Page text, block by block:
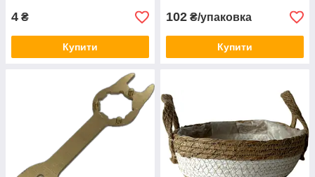
4 ₴
Купити
102 ₴/упаковка
Купити